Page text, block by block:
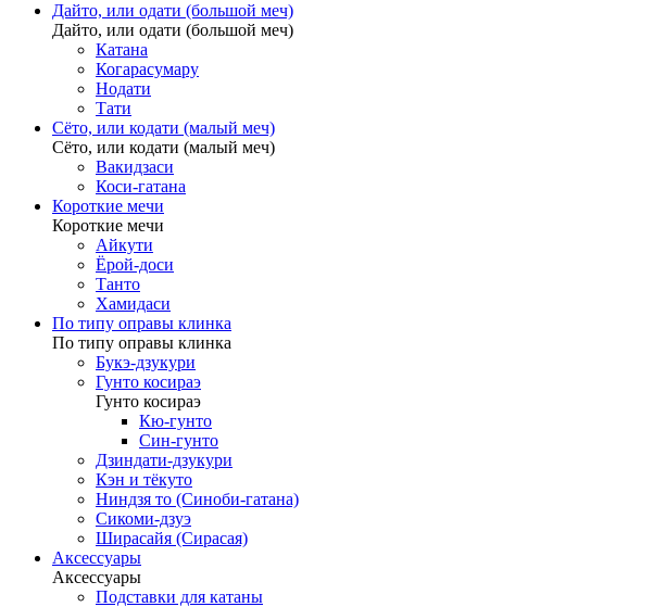
Дайто, или одати (большой меч)
Дайто, или одати (большой меч)
Катана
Когарасумару
Нодати
Тати
Сёто, или кодати (малый меч)
Сёто, или кодати (малый меч)
Вакидзаси
Коси-гатана
Короткие мечи
Короткие мечи
Айкути
Ёрой-доси
Танто
Хамидаси
По типу оправы клинка
По типу оправы клинка
Букэ-дзукури
Гунто косираэ
Гунто косираэ
Кю-гунто
Син-гунто
Дзиндати-дзукури
Кэн и тёкуто
Ниндзя то (Синоби-гатана)
Сикоми-дзуэ
Ширасайя (Сирасая)
Аксессуары
Аксессуары
Подставки для катаны